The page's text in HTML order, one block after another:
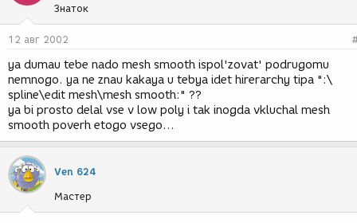
Знаток
12 авг 2002
ya dumau tebe nado mesh smooth ispol'zovat' podrugomu
nemnogo. ya ne znau kakaya u tebya idet hirerarchy tipa ":\
spline\edit mesh\mesh smooth:" ??
ya bi prosto delal vse v low poly i tak inogda vkluchal mesh
smooth poverh etogo vsego...
Ven 624
Мастер